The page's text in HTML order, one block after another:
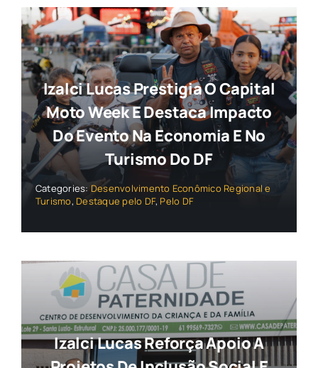
Izalci Lucas Prestigia O Capital
Moto Week E Destaca Impacto
Do Evento Na Economia E No
Turismo Do DF
Categories: Desenvolvimento Econômico Regional e
Turismo, Destaque pelo DF, Pelo DF
Izalci Lucas Reforça Apoio A